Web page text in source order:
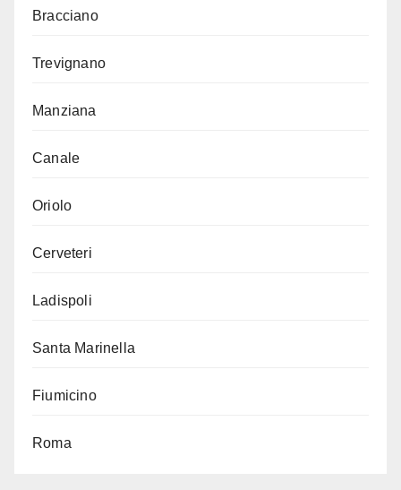
Bracciano
Trevignano
Manziana
Canale
Oriolo
Cerveteri
Ladispoli
Santa Marinella
Fiumicino
Roma